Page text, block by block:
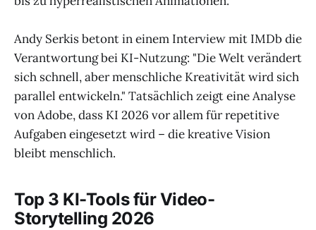
Andy Serkis betont in einem Interview mit IMDb die
Verantwortung bei KI-Nutzung: "Die Welt verändert
sich schnell, aber menschliche Kreativität wird sich
parallel entwickeln." Tatsächlich zeigt eine Analyse
von Adobe, dass KI 2026 vor allem für repetitive
Aufgaben eingesetzt wird – die kreative Vision
bleibt menschlich.
Top 3 KI-Tools für Video-
Storytelling 2026